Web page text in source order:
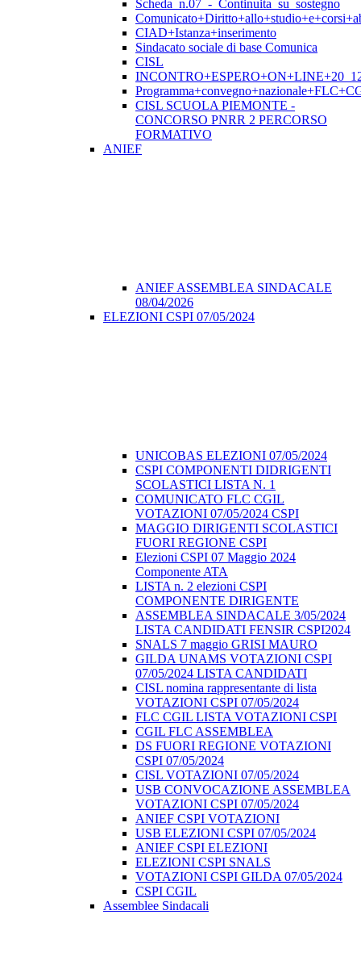
Scheda_n.07_-_Continuita_su_sostegno
CIAD+Istanza+inserimento
Sindacato sociale di base Comunica
CISL
CISL SCUOLA PIEMONTE -
CONCORSO PNRR 2 PERCORSO
FORMATIVO
ANIEF
ANIEF ASSEMBLEA SINDACALE
08/04/2026
ELEZIONI CSPI 07/05/2024
UNICOBAS ELEZIONI 07/05/2024
CSPI COMPONENTI DIDRIGENTI
SCOLASTICI LISTA N. 1
COMUNICATO FLC CGIL
VOTAZIONI 07/05/2024 CSPI
MAGGIO DIRIGENTI SCOLASTICI
FUORI REGIONE CSPI
Elezioni CSPI 07 Maggio 2024
Componente ATA
LISTA n. 2 elezioni CSPI
COMPONENTE DIRIGENTE
ASSEMBLEA SINDACALE 3/05/2024
LISTA CANDIDATI FENSIR CSPI2024
SNALS 7 maggio GRISI MAURO
GILDA UNAMS VOTAZIONI CSPI
07/05/2024 LISTA CANDIDATI
CISL nomina rappresentante di lista
VOTAZIONI CSPI 07/05/2024
FLC CGIL LISTA VOTAZIONI CSPI
CGIL FLC ASSEMBLEA
DS FUORI REGIONE VOTAZIONI
CSPI 07/05/2024
CISL VOTAZIONI 07/05/2024
USB CONVOCAZIONE ASSEMBLEA
VOTAZIONI CSPI 07/05/2024
ANIEF CSPI VOTAZIONI
USB ELEZIONI CSPI 07/05/2024
ANIEF CSPI ELEZIONI
ELEZIONI CSPI SNALS
VOTAZIONI CSPI GILDA 07/05/2024
CSPI CGIL
Assemblee Sindacali